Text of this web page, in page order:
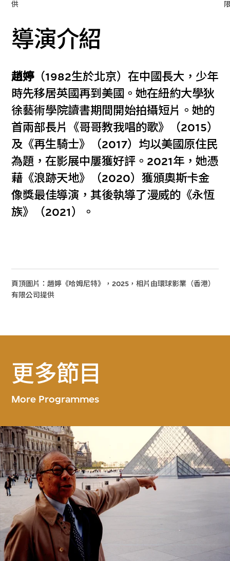
供
導演介紹
趙婷（1982生於北京）在中國長大，少年
時先移居英國再到美國。她在紐約大學狄
徐藝術學院讀書期間開始拍攝短片。她的
首兩部長片《哥哥教我唱的歌》（2015）
及《再生騎士》（2017）均以美國原住民
為題，在影展中屢獲好評。2021年，她憑
藉《浪跡天地》（2020）獲頒奧斯卡金
像獎最佳導演，其後執導了漫威的《永恆
族》（2021）。
頁頂圖片：趙婷《哈姆尼特》，2025，相片由環球影業（香港）
有限公司提供
更多節目
More Programmes